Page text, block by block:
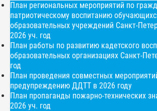
План региональных мероприятий по
патриотическому воспитанию
образовательных учреждений Санкт-
2026 уч. год
План работы по развитию кадетского
образовательных организациях Санкт-
год
План проведения совместных
предупреждению ДДТТ в 2026 году
План пропаганды пожарно-технических
2026 уч. год